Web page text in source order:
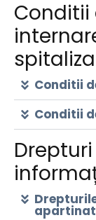
Conditii
Conditii
Conditii